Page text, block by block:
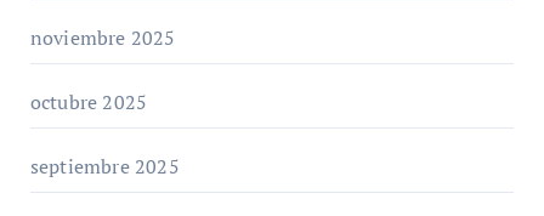
noviembre 2025
octubre 2025
septiembre 2025